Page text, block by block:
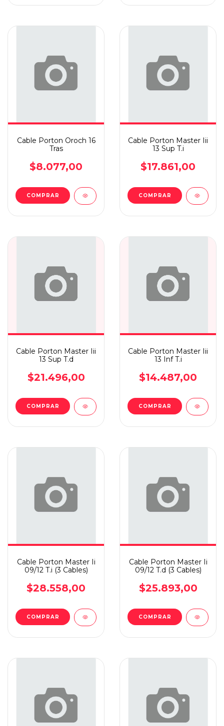
Cable Porton Oroch 16
Tras
$8.077,00
COMPRAR
Cable Porton Master Iii
13 Sup T.i
$17.861,00
COMPRAR
Cable Porton Master Iii
13 Sup T.d
$21.496,00
COMPRAR
Cable Porton Master Iii
13 Inf T.i
$14.487,00
COMPRAR
Cable Porton Master Ii
09/12 T.i (3 Cables)
$28.558,00
Cable Porton Master Ii
09/12 T.d (3 Cables)
$25.893,00